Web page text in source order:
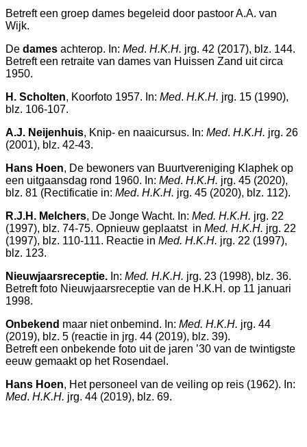
Betreft een groep dames begeleid door pastoor A.A. van
Wijk.
De dames achterop. In: Med. H.K.H. jrg. 42 (2017), blz. 144.
Betreft een retraite van dames van Huissen Zand uit circa
1950.
H. Scholten, Koorfoto 1957. In: Med. H.K.H. jrg. 15 (1990),
blz. 106-107.
A.J. Neijenhuis, Knip- en naaicursus. In: Med. H.K.H. jrg. 26
(2001), blz. 42-43.
Hans Hoen, De bewoners van Buurtvereniging Klaphek op
een uitgaansdag rond 1960. In: Med. H.K.H. jrg. 45 (2020),
blz. 81 (Rectificatie in: Med. H.K.H. jrg. 45 (2020), blz. 112).
R.J.H. Melchers, De Jonge Wacht. In: Med. H.K.H. jrg. 22
(1997), blz. 74-75. Opnieuw geplaatst in Med. H.K.H. jrg. 22
(1997), blz. 110-111. Reactie in Med. H.K.H. jrg. 22 (1997),
blz. 123.
Nieuwjaarsreceptie. In: Med. H.K.H. jrg. 23 (1998), blz. 36.
Betreft foto Nieuwjaarsreceptie van de H.K.H. op 11 januari
1998.
Onbekend maar niet onbemind. In: Med. H.K.H. jrg. 44
(2019), blz. 5 (reactie in jrg. 44 (2019), blz. 39).
Betreft een onbekende foto uit de jaren ’30 van de twintigste
eeuw gemaakt op het Rosendael.
Hans Hoen, Het personeel van de veiling op reis (1962). In:
Med. H.K.H. jrg. 44 (2019), blz. 69.